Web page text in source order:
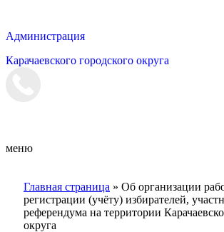
Администрация
Карачаевского городского округа
меню
Главная страница » Об организации
регистрации (учёту) избирателей,
референдума на территории
округа